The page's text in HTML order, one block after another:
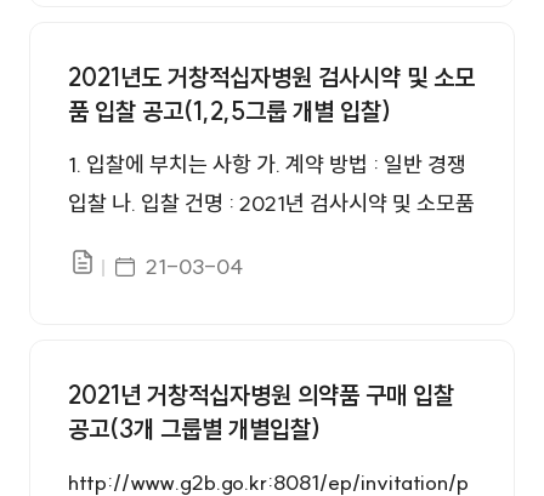
5.20. 10:00 마. 개찰일시 : 2021.05.20. 11:00
2021년도 거창적십자병원 검사시약 및 소모
품 입찰 공고(1,2,5그룹 개별 입찰)
1. 입찰에 부치는 사항 가. 계약 방법 : 일반 경쟁
입찰 나. 입찰 건명 : 2021년 검사시약 및 소모품
제한경쟁(업종), 총액최저가입찰, 복수예가
파일있음게시일자
21-03-04
2021년 거창적십자병원 의약품 구매 입찰
공고(3개 그룹별 개별입찰)
http://www.g2b.go.kr:8081/ep/invitation/p